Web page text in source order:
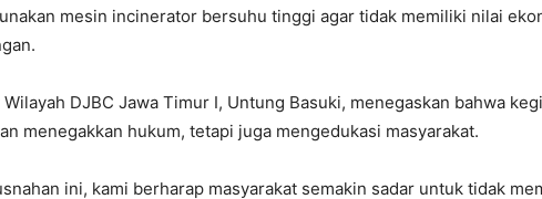
mesin incinerator bersuhu tinggi agar tidak memiliki nilai
Wilayah DJBC Jawa Timur I, Untung Basuki, menegaskan bahwa
menegakkan hukum, tetapi juga mengedukasi masyarakat.
ini, kami berharap masyarakat semakin sadar untuk tidak